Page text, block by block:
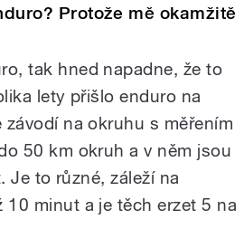
Protože mě okamžitě
tak hned napadne, že to
lety přišlo enduro na
na okruhu s měřením
50 km okruh a v něm jsou
Je to různé, záleží na
10 minut a je těch erzet 5 na